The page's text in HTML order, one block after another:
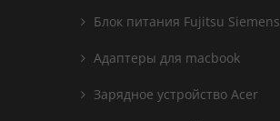
Блок питания Fujitsu Siemens
Адаптеры для macbook
Зарядное устройство Acer